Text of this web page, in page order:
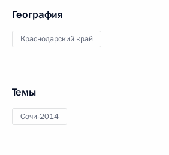
География
Краснодарский край
Темы
Сочи-2014